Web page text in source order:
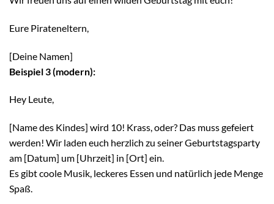
Eure Pirateneltern,
[Deine Namen]
Beispiel 3 (modern):
Hey Leute,
[Name des Kindes] wird 10! Krass, oder? Das muss gefeiert
werden! Wir laden euch herzlich zu seiner Geburtstagsparty
am [Datum] um [Uhrzeit] in [Ort] ein.
Es gibt coole Musik, leckeres Essen und natürlich jede Menge
Spaß.